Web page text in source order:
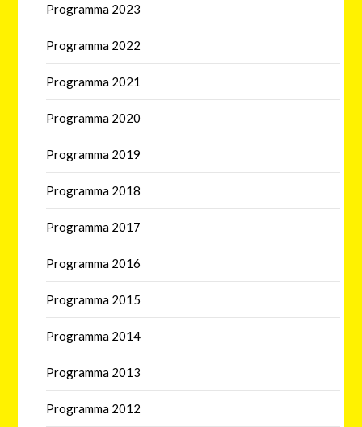
Programma 2023
Programma 2022
Programma 2021
Programma 2020
Programma 2019
Programma 2018
Programma 2017
Programma 2016
Programma 2015
Programma 2014
Programma 2013
Programma 2012